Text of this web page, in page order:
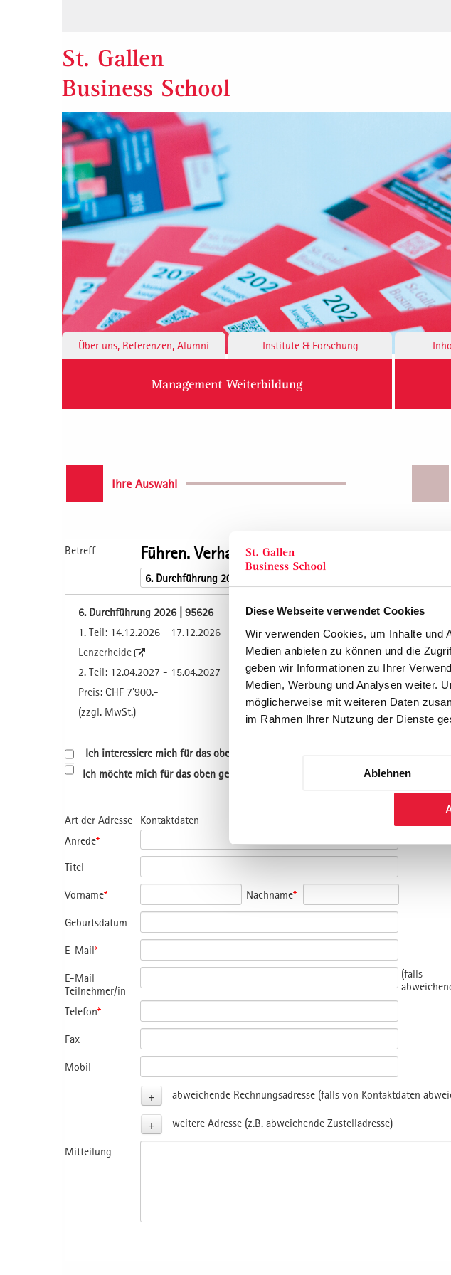
Diese Webseite verwendet Cookies
Wir verwenden Cookies, um Inhalte und
Medien anbieten zu können und die
geben wir Informationen zu Ihrer
Medien, Werbung und Analysen weiter.
möglicherweise mit weiteren Daten
im Rahmen Ihrer Nutzung der Dienste
Ablehnen
St. Gallen
Business School
Über uns, Referenzen, Alumni Institute & Forschung
Management Weiterbildung
Ihre Auswahl
Betreff Führen. Verhandeln. Kommunizieren.
6. Durchführung 2026 | 95626
1. Teil: 14.12.2026 - 17.12.2026
Lenzerheide
2. Teil: 12.04.2027 - 15.04.2027
Preis: CHF 7'900.-
(zzgl. MwSt.)
Ich interessiere mich für das oben genannte Programm und bitte um
Ich möchte mich für das oben genannte Programm anmelden.
Art der Adresse
Kontaktdaten
Anrede*
Titel
Vorname* Nachname*
Geburtsdatum
E-Mail*
E-Mail
Teilnehmer/in
(falls
Telefon*
Fax
Mobil
+ abweichende Rechnungsadresse (falls von Kontaktdaten
+ weitere Adresse (z.B. abweichende Zustelladresse)
Mitteilung